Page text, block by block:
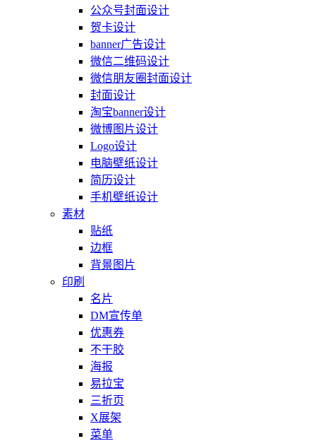
公众号封面设计
贺卡设计
banner广告设计
微信二维码设计
微信朋友圈封面设计
封面设计
淘宝banner设计
微博图片设计
Logo设计
电脑壁纸设计
简历设计
手机壁纸设计
素材
贴纸
边框
背景图片
印刷
名片
DM宣传单
优惠券
不干胶
海报
易拉宝
三折页
X展架
菜单